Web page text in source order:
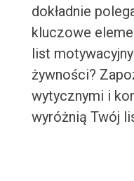
dokładnie
kluczowe
list
żywności?
wytycznymi i
wyróżnią Twój